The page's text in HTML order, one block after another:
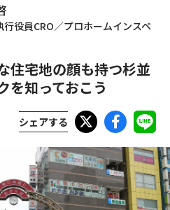
ース
ム
役員CRO／プロホームインスペ
住宅地の顔も持つ杉並
を知っておこう
シェアする